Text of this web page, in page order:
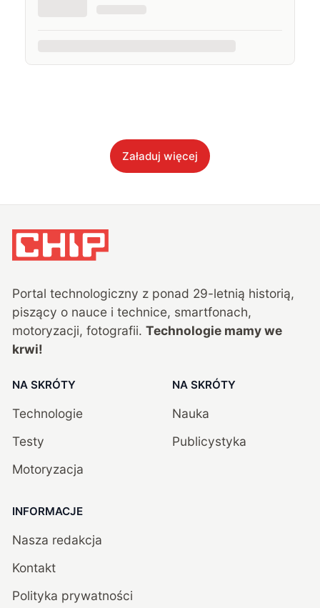
Załaduj więcej
Portal technologiczny z ponad 29-letnią historią,
piszący o nauce i technice, smartfonach,
motoryzacji, fotografii. Technologie mamy we
krwi!
NA SKRÓTY
Technologie
Testy
Motoryzacja
NA SKRÓTY
Nauka
Publicystyka
INFORMACJE
Nasza redakcja
Kontakt
Polityka prywatności